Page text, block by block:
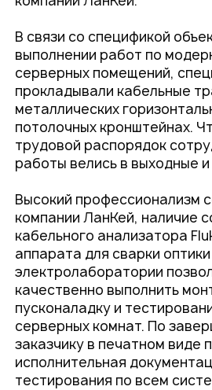
В связи со спецификой
выполнении работ по
серверных помещений,
прокладывали кабельные
металлических
потолочных кронштейнах.
трудовой распорядок
работы велись в выходные
Высокий профессионализм
компании ЛанКей, наличие
кабельного анализатора
аппарата для сварки оптики
электролаборатории
качественно выполнить
пусконаладку и
серверных комнат. По
заказчику в печатном виде
исполнительная
тестирования по всем